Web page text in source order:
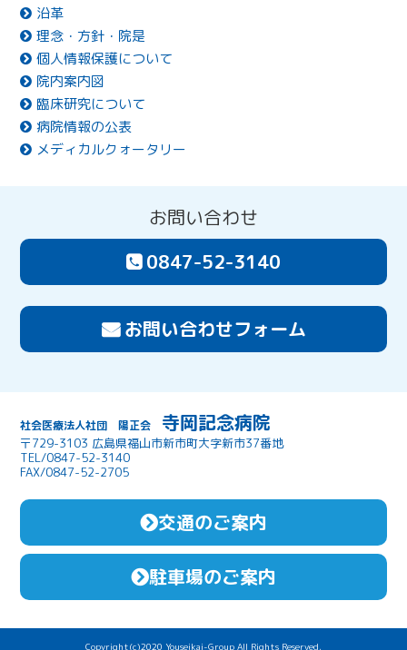
沿革
理念・方針・院是
個人情報保護について
院内案内図
臨床研究について
病院情報の公表
メディカルクォータリー
お問い合わせ
0847-52-3140
お問い合わせフォーム
社会医療法人社団 陽正会 寺岡記念病院
〒729-3103 広島県福山市新市町大字新市37番地
TEL/0847-52-3140
FAX/0847-52-2705
交通のご案内
駐車場のご案内
Copyright(c)2020 Youseikai-Group All Rights Reserved.